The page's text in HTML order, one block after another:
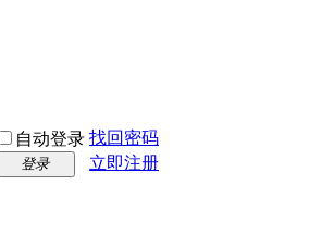
自动登录 找回密码
登录
立即注册